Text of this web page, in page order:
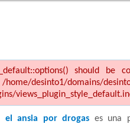
should be
domains/
ansia por drogas es una